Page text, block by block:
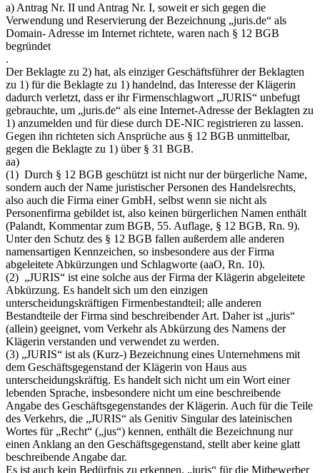
a) Antrag Nr. II und Antrag Nr. I, soweit er sich gegen die
Verwendung und Reservierung der Bezeichnung „juris.de“ als
Domain- Adresse im Internet richtete, waren nach § 12 BGB
begründet
.
Der Beklagte zu 2) hat, als einziger Geschäftsführer der Beklagten
zu 1) für die Beklagte zu 1) handelnd, das Interesse der Klägerin
dadurch verletzt, dass er ihr Firmenschlagwort „JURIS“ unbefugt
gebrauchte, um „juris.de“ als eine Internet-Adresse der Beklagten zu
1) anzumelden und für diese durch DE-NIC registrieren zu lassen.
Gegen ihn richteten sich Ansprüche aus § 12 BGB unmittelbar,
gegen die Beklagte zu 1) über § 31 BGB.
aa)
(1) Durch § 12 BGB geschützt ist nicht nur der bürgerliche Name,
sondern auch der Name juristischer Personen des Handelsrechts,
also auch die Firma einer GmbH, selbst wenn sie nicht als
Personenfirma gebildet ist, also keinen bürgerlichen Namen enthält
(Palandt, Kommentar zum BGB, 55. Auflage, § 12 BGB, Rn. 9).
Unter den Schutz des § 12 BGB fallen außerdem alle anderen
namensartigen Kennzeichen, so insbesondere aus der Firma
abgeleitete Abkürzungen und Schlagworte (aaO, Rn. 10).
(2) „JURIS“ ist eine solche aus der Firma der Klägerin abgeleitete
Abkürzung. Es handelt sich um den einzigen
unterscheidungskräftigen Firmenbestandteil; alle anderen
Bestandteile der Firma sind beschreibender Art. Daher ist „juris“
(allein) geeignet, vom Verkehr als Abkürzung des Namens der
Klägerin verstanden und verwendet zu werden.
(3) „JURIS“ ist als (Kurz-) Bezeichnung eines Unternehmens mit
dem Geschäftsgegenstand der Klägerin von Haus aus
unterscheidungskräftig. Es handelt sich nicht um ein Wort einer
lebenden Sprache, insbesondere nicht um eine beschreibende
Angabe des Geschäftsgegenstandes der Klägerin. Auch für die Teile
des Verkehrs, die „JURIS“ als Genitiv Singular des lateinischen
Wortes für „Recht“ („jus“) kennen, enthält die Bezeichnung nur
einen Anklang an den Geschäftsgegenstand, stellt aber keine glatt
beschreibende Angabe dar.
Es ist auch kein Bedürfnis zu erkennen, „juris“ für die Mitbewerber